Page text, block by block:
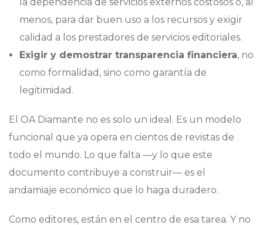
menos, para dar buen uso a los recursos y exigir
calidad a los prestadores de servicios editoriales.
Exigir y demostrar transparencia financiera, no
como formalidad, sino como garantía de
legitimidad.
El OA Diamante no es solo un ideal. Es un modelo
funcional que ya opera en cientos de revistas de
todo el mundo. Lo que falta —y lo que este
documento contribuye a construir— es el
andamiaje económico que lo haga duradero.
Como editores, están en el centro de esa tarea. Y no